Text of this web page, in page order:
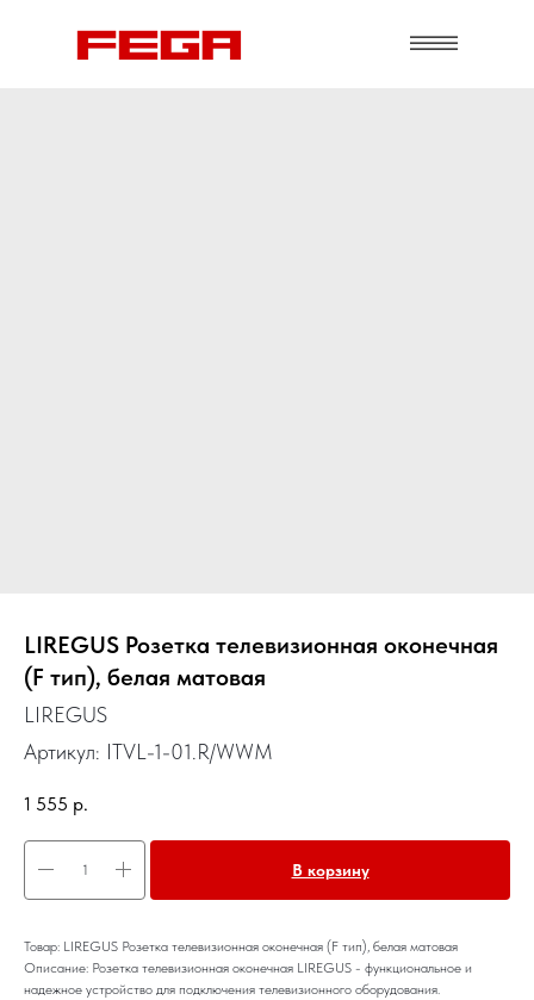
LIREGUS Розетка телевизионная оконечная
(F тип), белая матовая
LIREGUS
Артикул: ITVL-1-01.R/WWM
1 555 р.
В корзину
Товар: LIREGUS Розетка телевизионная оконечная (F тип), белая матовая
Описание: Розетка телевизионная оконечная LIREGUS - функциональное и
надежное устройство для подключения телевизионного оборудования.